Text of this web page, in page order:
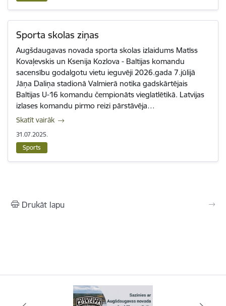
Sporta skolas ziņas
Augšdaugavas novada sporta skolas izlaidums Matīss
Kovaļevskis un Ksenija Kozlova - Baltijas komandu
sacensību godalgotu vietu ieguvēji 2026.gada 7.jūlijā
Jāņa Daliņa stadionā Valmierā notika gadskārtējais
Baltijas U-16 komandu čempionāts vieglatlētikā. Latvijas
izlases komandu pirmo reizi pārstāvēja…
Skatīt vairāk
31.07.2025.
Sports
Drukāt lapu